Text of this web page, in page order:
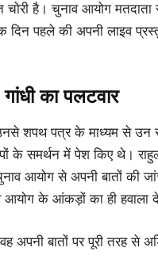
है। चुनाव आयोग
पहले की अपनी लाइव
का पलटवार
शपथ पत्र के माध्यम से उन
के समर्थन में पेश किए थे।
आयोग से अपनी बातों की
के आंकड़ों का ही हवाला दे
अपनी बातों पर पूरी तरह से